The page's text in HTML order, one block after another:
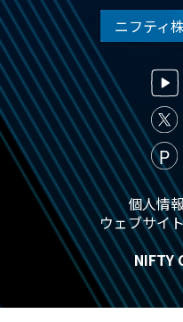
ニフティ
個人情
ウェブサイ
NIFTY